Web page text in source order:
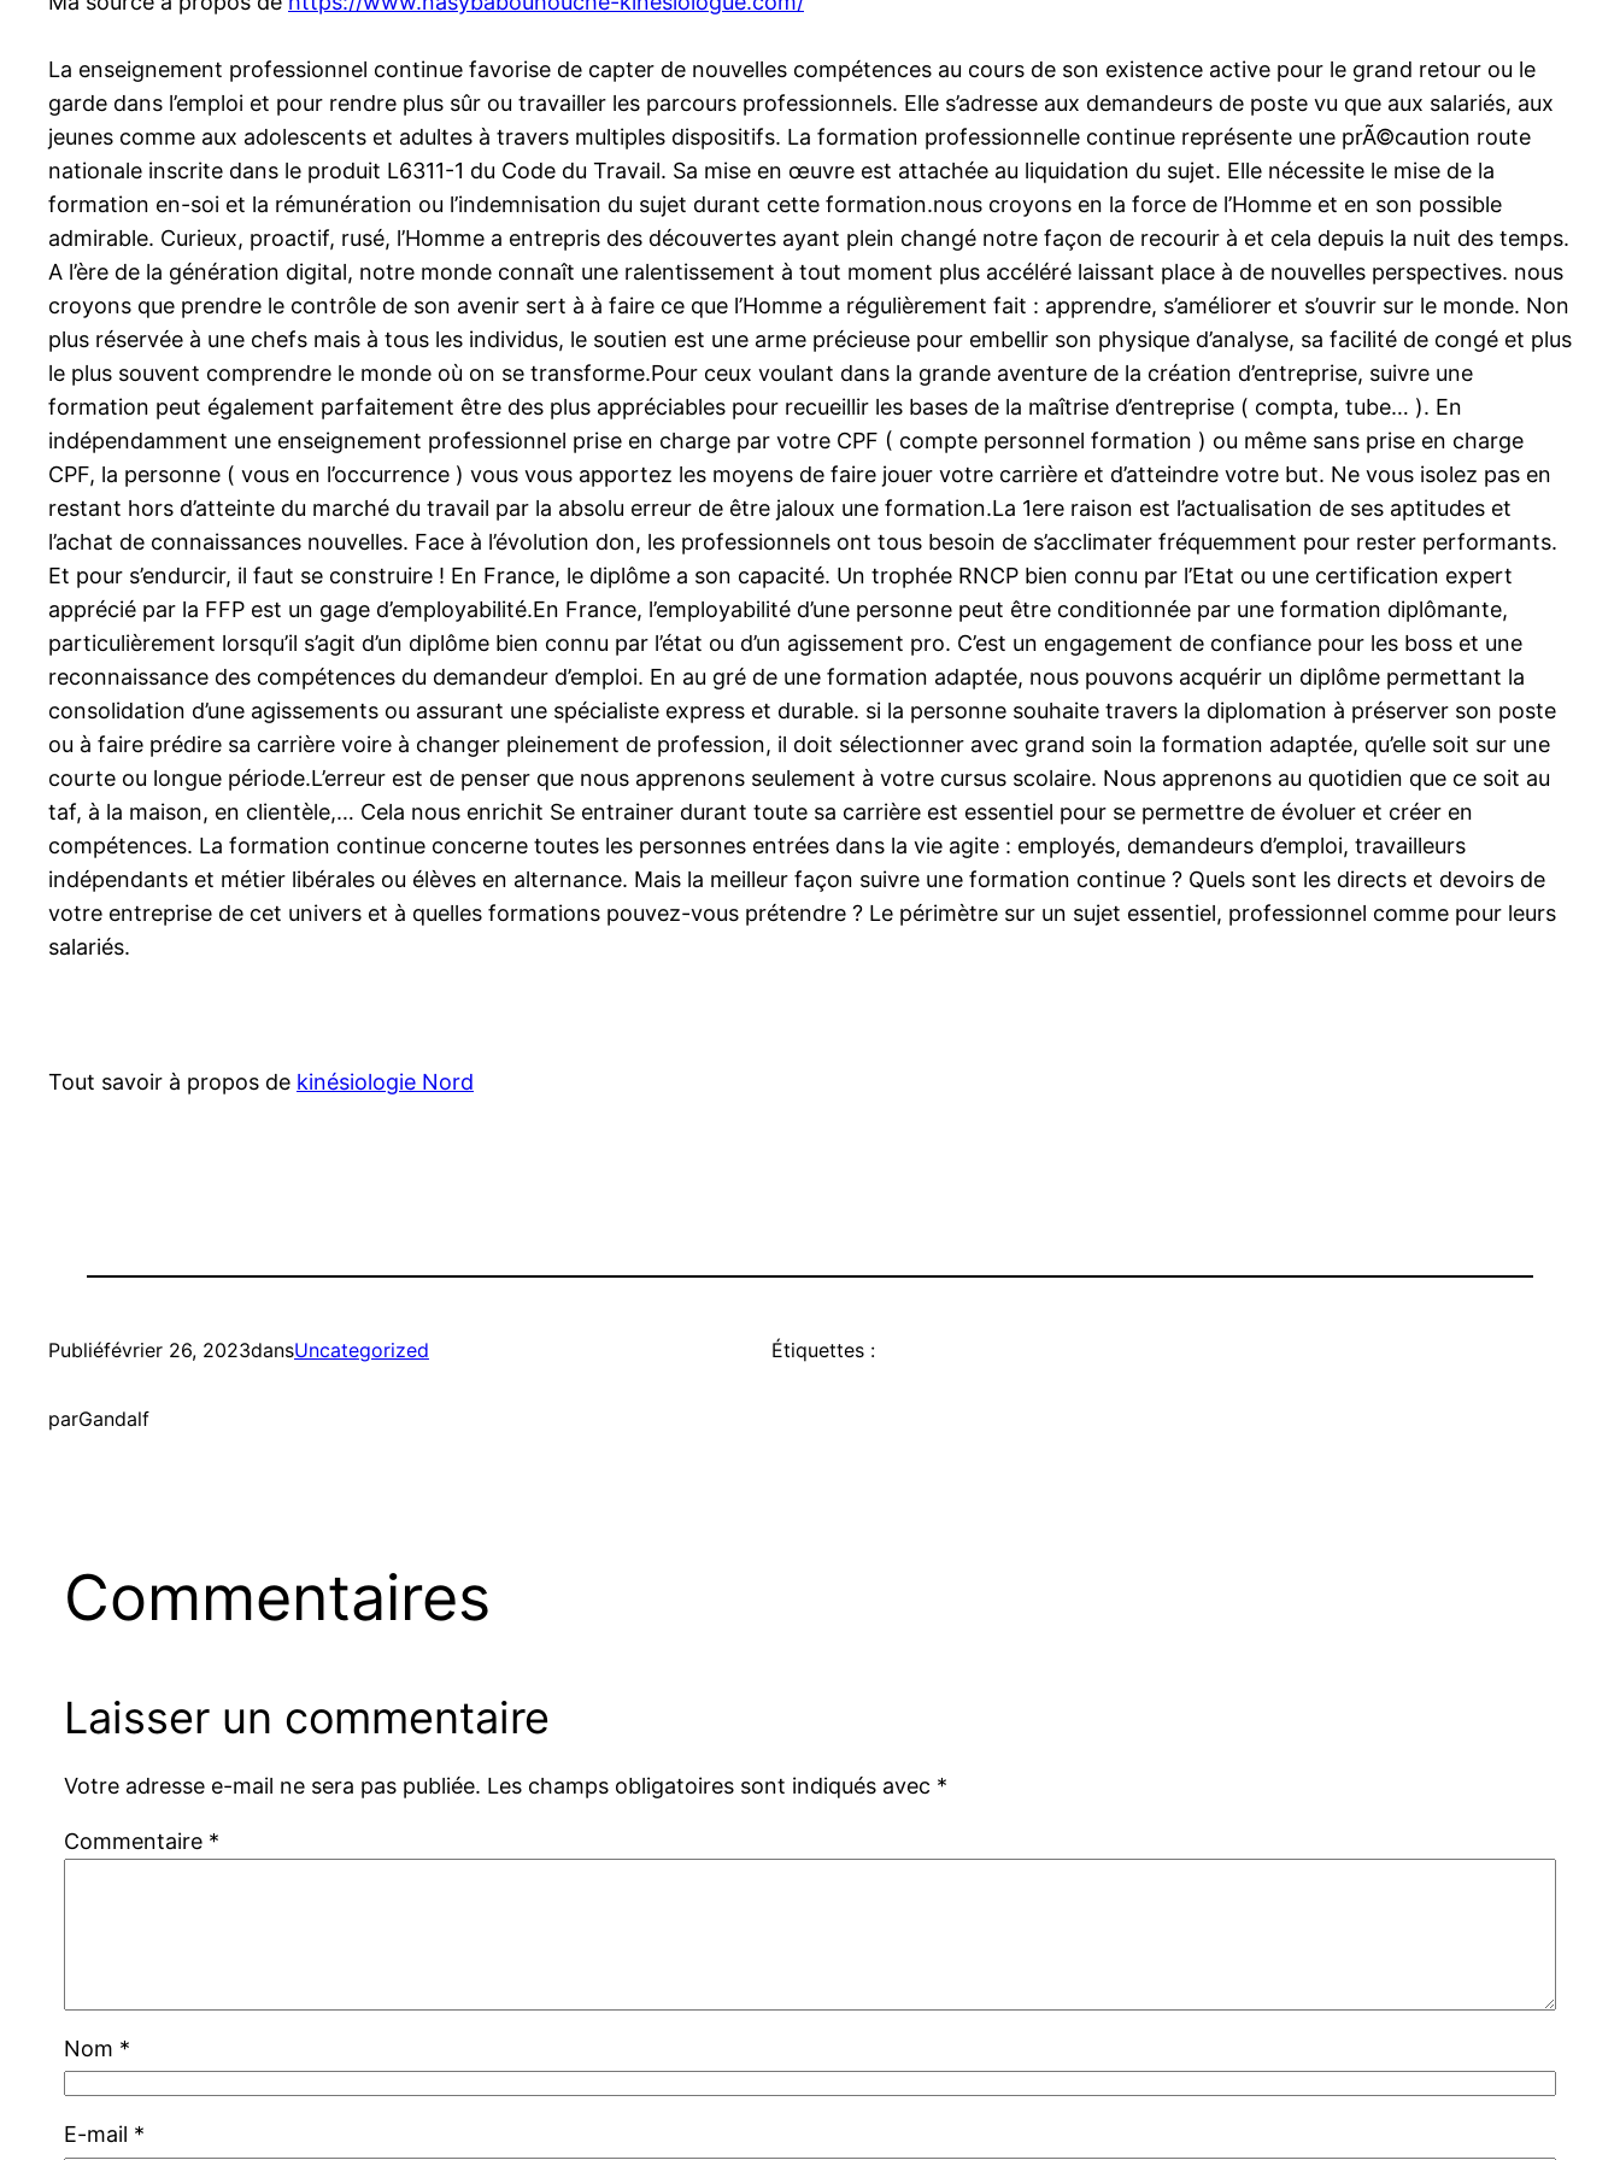
La enseignement professionnel continue favorise de capter de nouvelles compétences au cours de son existence active pour le grand retour ou le
garde dans l’emploi et pour rendre plus sûr ou travailler les parcours professionnels. Elle s’adresse aux demandeurs de poste vu que aux salariés, aux
jeunes comme aux adolescents et adultes à travers multiples dispositifs. La formation professionnelle continue représente une prÃ©caution route
nationale inscrite dans le produit L6311-1 du Code du Travail. Sa mise en œuvre est attachée au liquidation du sujet. Elle nécessite le mise de la
formation en-soi et la rémunération ou l’indemnisation du sujet durant cette formation.nous croyons en la force de l’Homme et en son possible
admirable. Curieux, proactif, rusé, l’Homme a entrepris des découvertes ayant plein changé notre façon de recourir à et cela depuis la nuit des temps.
A l’ère de la génération digital, notre monde connaît une ralentissement à tout moment plus accéléré laissant place à de nouvelles perspectives. nous
croyons que prendre le contrôle de son avenir sert à à faire ce que l’Homme a régulièrement fait : apprendre, s’améliorer et s’ouvrir sur le monde. Non
plus réservée à une chefs mais à tous les individus, le soutien est une arme précieuse pour embellir son physique d’analyse, sa facilité de congé et plus
le plus souvent comprendre le monde où on se transforme.Pour ceux voulant dans la grande aventure de la création d’entreprise, suivre une
formation peut également parfaitement être des plus appréciables pour recueillir les bases de la maîtrise d’entreprise ( compta, tube… ). En
indépendamment une enseignement professionnel prise en charge par votre CPF ( compte personnel formation ) ou même sans prise en charge
CPF, la personne ( vous en l’occurrence ) vous vous apportez les moyens de faire jouer votre carrière et d’atteindre votre but. Ne vous isolez pas en
restant hors d’atteinte du marché du travail par la absolu erreur de être jaloux une formation.La 1ere raison est l’actualisation de ses aptitudes et
l’achat de connaissances nouvelles. Face à l’évolution don, les professionnels ont tous besoin de s’acclimater fréquemment pour rester performants.
Et pour s’endurcir, il faut se construire ! En France, le diplôme a son capacité. Un trophée RNCP bien connu par l’Etat ou une certification expert
apprécié par la FFP est un gage d’employabilité.En France, l’employabilité d’une personne peut être conditionnée par une formation diplômante,
particulièrement lorsqu’il s’agit d’un diplôme bien connu par l’état ou d’un agissement pro. C’est un engagement de confiance pour les boss et une
reconnaissance des compétences du demandeur d’emploi. En au gré de une formation adaptée, nous pouvons acquérir un diplôme permettant la
consolidation d’une agissements ou assurant une spécialiste express et durable. si la personne souhaite travers la diplomation à préserver son poste
ou à faire prédire sa carrière voire à changer pleinement de profession, il doit sélectionner avec grand soin la formation adaptée, qu’elle soit sur une
courte ou longue période.L’erreur est de penser que nous apprenons seulement à votre cursus scolaire. Nous apprenons au quotidien que ce soit au
taf, à la maison, en clientèle,… Cela nous enrichit Se entrainer durant toute sa carrière est essentiel pour se permettre de évoluer et créer en
compétences. La formation continue concerne toutes les personnes entrées dans la vie agite : employés, demandeurs d’emploi, travailleurs
indépendants et métier libérales ou élèves en alternance. Mais la meilleur façon suivre une formation continue ? Quels sont les directs et devoirs de
votre entreprise de cet univers et à quelles formations pouvez-vous prétendre ? Le périmètre sur un sujet essentiel, professionnel comme pour leurs
salariés.
Tout savoir à propos de kinésiologie Nord
Publiéfévrier 26, 2023dansUncategorized
parGandalf
Étiquettes :
Commentaires
Laisser un commentaire
Votre adresse e-mail ne sera pas publiée. Les champs obligatoires sont indiqués avec *
Commentaire *
Nom *
E-mail *